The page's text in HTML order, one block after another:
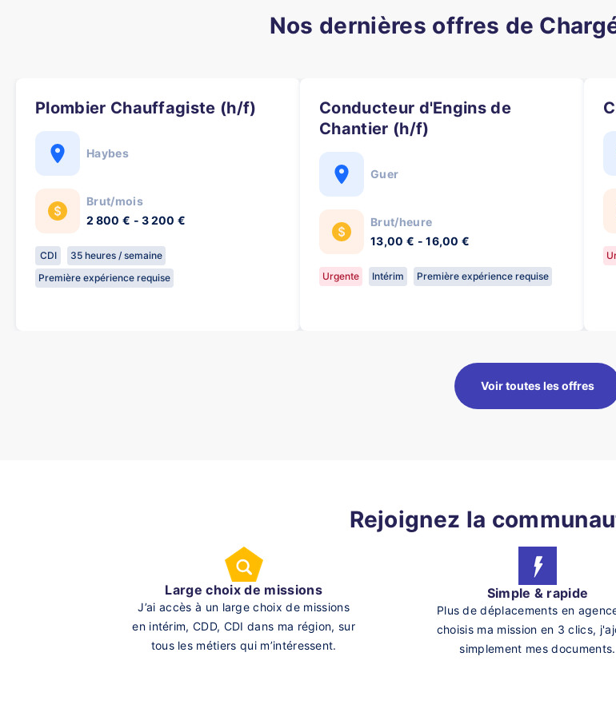
Nos dernières offres de
Plombier Chauffagiste (h/f)
Haybes
Brut/mois
2 800 € - 3 200 €
CDI
35 heures / semaine
Première expérience requise
Conducteur d'Engins de
Chantier (h/f)
Guer
Brut/heure
13,00 € - 16,00 €
Urgente Intérim Première expérience requise
Voir toutes les offres
Rejoignez la
Large choix de missions
J’ai accès à un large choix de missions
en intérim, CDD, CDI dans ma région, sur
tous les métiers qui m’intéressent.
Simple & rapide
Plus de déplacements en
choisis ma mission en 3 clics,
simplement mes documents.